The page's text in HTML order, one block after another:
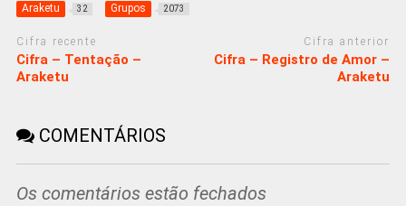
Araketu 32 Grupos 2073
Cifra recente
Cifra – Tentação –
Araketu
Cifra anterior
Cifra – Registro de Amor –
Araketu
COMENTÁRIOS
Os comentários estão fechados